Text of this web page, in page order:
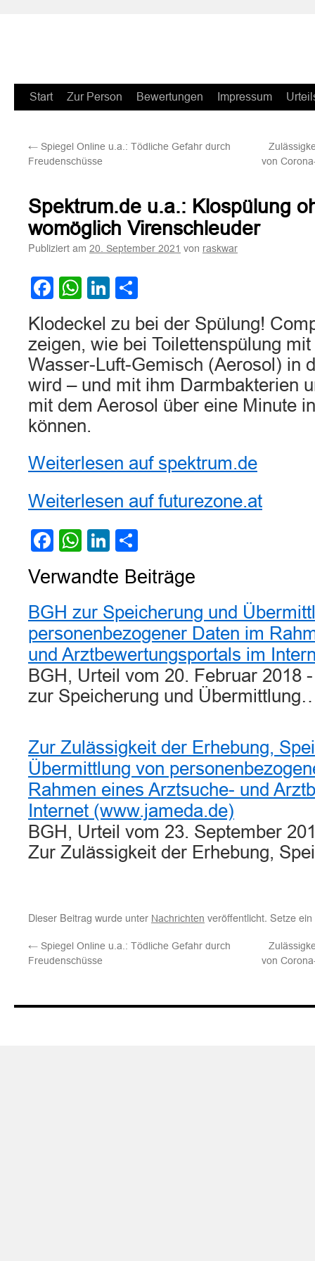
Zum
springen
Start Zur Person Bewertungen Impressum
← Spiegel Online u.a.: Tödliche Gefahr durch
Freudenschüsse
von
Spektrum.de u.a.: Klospülung
womöglich Virenschleuder
Publiziert am 20. September 2021 von raskwar
Facebook
WhatsApp
LinkedIn
Klodeckel zu bei der Spülung!
zeigen, wie bei Toilettenspülung
Wasser-Luft-Gemisch (Aerosol) in
wird – und mit ihm Darmbakterien
mit dem Aerosol über eine Minute
können.
Weiterlesen auf spektrum.de
Weiterlesen auf futurezone.at
Facebook
WhatsApp
LinkedIn
Verwandte Beiträge
BGH zur Speicherung und
personenbezogener Daten im
und Arztbewertungsportals im
BGH, Urteil vom 20. Februar 2018
zur Speicherung und
Zur Zulässigkeit der Erhebung,
Übermittlung von
Rahmen eines Arztsuche- und
Internet (www.jameda.de)
BGH, Urteil vom 23. September
Zur Zulässigkeit der Erhebung,
Dieser Beitrag wurde unter Nachrichten veröffentlicht. Setze
← Spiegel Online u.a.: Tödliche Gefahr durch
Freudenschüsse
von